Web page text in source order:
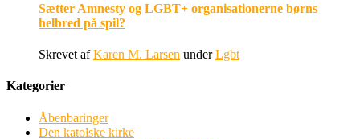
Sætter Amnesty og LGBT+ organisationerne børns
helbred på spil?
Skrevet afKaren M. Larsen underLgbt
Kategorier
Åbenbaringer
Den katolske kirke